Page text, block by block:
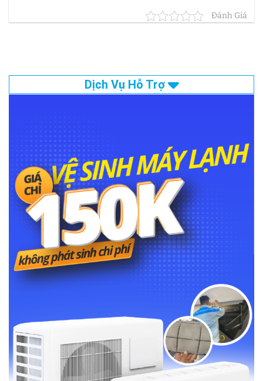
Đánh Giá
Dịch Vụ Hỗ Trợ